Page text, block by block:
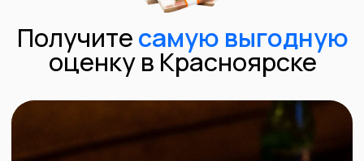
Оценить в Telegram
+7 (843) 216-00-80